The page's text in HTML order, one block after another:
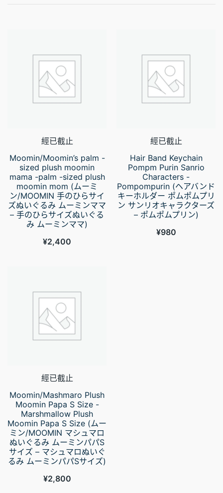
經已截止
Moomin/Moomin’s palm -
sized plush moomin
mama -palm -sized plush
moomin mom (ムーミ
ン/MOOMIN 手のひらサイ
ズぬいぐるみ ムーミンママ
– 手のひらサイズぬいぐる
み ムーミンママ)
¥2,400
經已截止
Hair Band Keychain
Pompm Purin Sanrio
Characters -
Pompompurin (ヘアバンド
キーホルダー ポムポムプリ
ン サンリオキャラクターズ
– ポムポムプリン)
¥980
經已截止
Moomin/Mashmaro Plush
Moomin Papa S Size -
Marshmallow Plush
Moomin Papa S Size (ムー
ミン/MOOMIN マシュマロ
ぬいぐるみ ムーミンパパS
サイズ – マシュマロぬいぐ
るみ ムーミンパパSサイズ)
¥2,800